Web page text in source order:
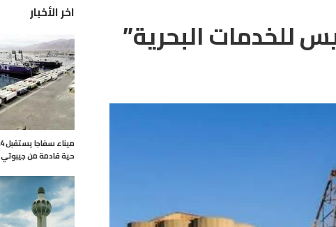
للخدمات البحرية”
اخر الأخبار
حية قادمة من جيبوتي